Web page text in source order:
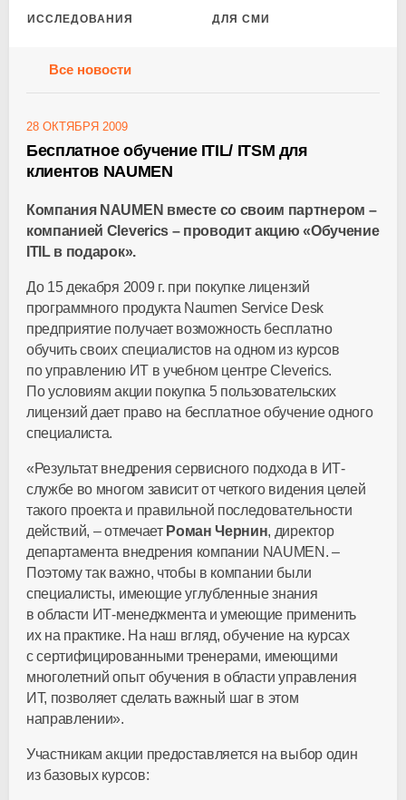
ИССЛЕДОВАНИЯ ДЛЯ СМИ
Все новости
28 ОКТЯБРЯ 2009
Бесплатное обучение ITIL/ ITSM для
клиентов NAUMEN
Компания NAUMEN вместе со своим партнером –
компанией Cleverics – проводит акцию «Обучение
ITIL в подарок».
До 15 декабря 2009 г. при покупке лицензий
программного продукта Naumen Service Desk
предприятие получает возможность бесплатно
обучить своих специалистов на одном из курсов
по управлению ИТ в учебном центре Cleverics.
По условиям акции покупка 5 пользовательских
лицензий дает право на бесплатное обучение одного
специалиста.
«Результат внедрения сервисного подхода в ИТ-
службе во многом зависит от четкого видения целей
такого проекта и правильной последовательности
действий, – отмечает Роман Чернин, директор
департамента внедрения компании NAUMEN. –
Поэтому так важно, чтобы в компании были
специалисты, имеющие углубленные знания
в области ИТ-менеджмента и умеющие применить
их на практике. На наш вгляд, обучение на курсах
с сертифицированными тренерами, имеющими
многолетний опыт обучения в области управления
ИТ, позволяет сделать важный шаг в этом
направлении».
Участникам акции предоставляется на выбор один
из базовых курсов: